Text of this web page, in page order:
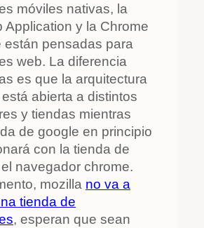
móviles nativas, la
Application y la Chrome
están pensadas para
web. La diferencia
es que la arquitectura
abierta a distintos
y tiendas mientras
de google en principio
con la tienda de
navegador chrome.
mozilla no va a
tienda de
, esperan que sean